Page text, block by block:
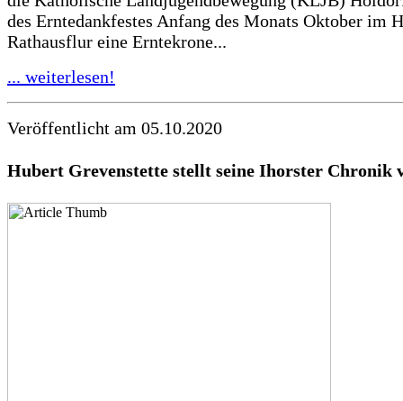
des Erntedankfestes Anfang des Monats Oktober im
Rathausflur eine Erntekrone...
... weiterlesen!
Veröffentlicht am 05.10.2020
Hubert Grevenstette stellt seine Ihorster Chronik